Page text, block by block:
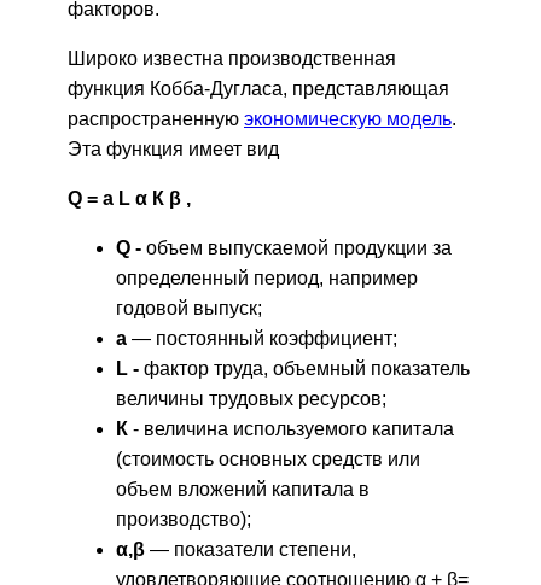
факторов.
Широко известна производственная
функция Кобба-Дугласа, представляющая
распространенную экономическую модель.
Эта функция имеет вид
Q = a L α К β ,
Q - объем выпускаемой продукции за
определенный период, например
годовой выпуск;
а — постоянный коэффициент;
L - фактор труда, объемный показатель
величины трудовых ресурсов;
К - величина используемого капитала
(стоимость основных средств или
объем вложений капитала в
производство);
α,β — показатели степени,
удовлетворяющие соотношению α + β=